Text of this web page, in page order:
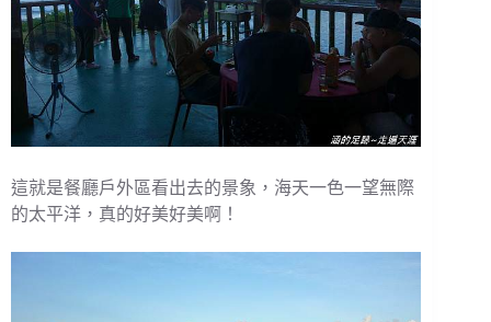
這就是餐廳戶外區看出去的景象，海天一色一望無際
的太平洋，真的好美好美啊！